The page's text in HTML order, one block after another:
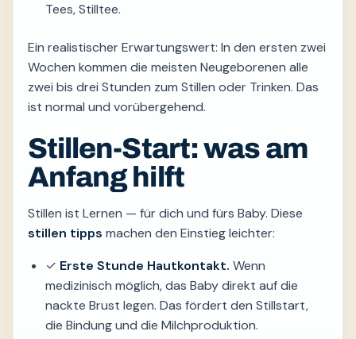
Tees, Stilltee.
Ein realistischer Erwartungswert: In den ersten zwei
Wochen kommen die meisten Neugeborenen alle
zwei bis drei Stunden zum Stillen oder Trinken. Das
ist normal und vorübergehend.
Stillen-Start: was am
Anfang hilft
Stillen ist Lernen — für dich und fürs Baby. Diese
stillen tipps machen den Einstieg leichter:
✓ Erste Stunde Hautkontakt. Wenn
medizinisch möglich, das Baby direkt auf die
nackte Brust legen. Das fördert den Stillstart,
die Bindung und die Milchproduktion.